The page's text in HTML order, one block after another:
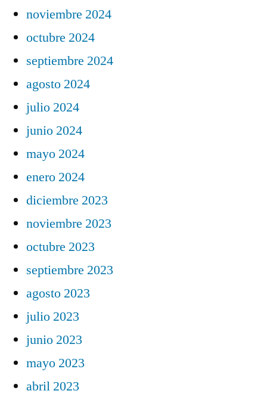
noviembre 2024
octubre 2024
septiembre 2024
agosto 2024
julio 2024
junio 2024
mayo 2024
enero 2024
diciembre 2023
noviembre 2023
octubre 2023
septiembre 2023
agosto 2023
julio 2023
junio 2023
mayo 2023
abril 2023